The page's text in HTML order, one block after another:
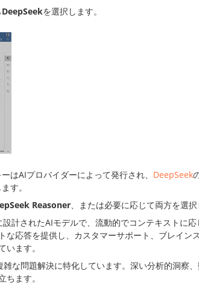
DeepSeekを選択します。
はAIプロバイダーによって発行され、 DeepSeek
す。
Reasoner、または必要に応じて両方を選択
計されたAIモデルで、流動的でコンテキストに
応答を提供し、カスタマーサポート、ブレイン
ます。
な問題解決に特化しています。深い分析的洞察
ます。